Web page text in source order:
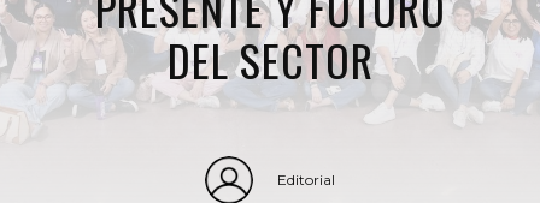
DEL SECTOR
Editorial